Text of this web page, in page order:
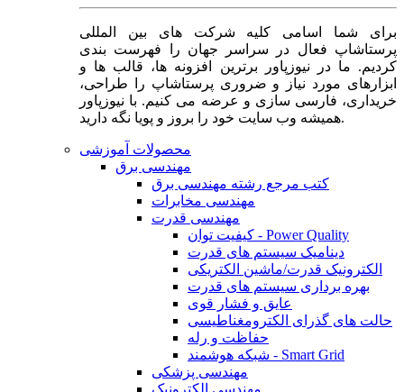
برای شما اسامی کلیه شرکت های بین المللی
پرستاشاپ فعال در سراسر جهان را فهرست بندی
کردیم. ما در نیوزپاور برترین افزونه ها، قالب ها و
ابزارهای مورد نیاز و ضروری پرستاشاپ را طراحی،
خریداری، فارسی سازی و عرضه می کنیم. با نیوزپاور
همیشه وب سایت خود را بروز و پویا نگه دارید.
محصولات آموزشی
مهندسی برق
کتب مرجع رشته مهندسی برق
مهندسی مخابرات
مهندسی قدرت
کیفیت توان - Power Quality
دینامیک سیستم های قدرت
الکترونیک قدرت/ماشین الکتریکی
بهره برداری سیستم های قدرت
عایق و فشار قوی
حالت های گذرای الکترومغناطیسی
حفاظت و رله
شبکه هوشمند - Smart Grid
مهندسی پزشکی
مهندسی الکترونیک